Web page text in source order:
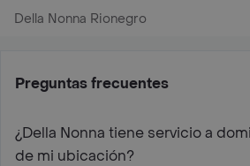
Della Nonna Rionegro
Preguntas frecuentes
¿Della Nonna tiene servicio a
de mi ubicación?